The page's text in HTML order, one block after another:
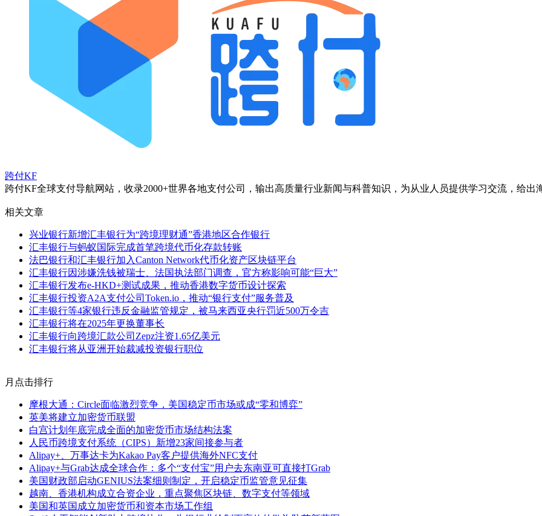
跨付KF
跨付KF全球支付导航网站，收录2000+世界各地支付公司，输出高质量行业新闻与科普知识，为从业人员提供学习交流，给出
相关文章
兴业银行新增汇丰银行为“跨境理财通”香港地区合作银行
汇丰银行与蚂蚁国际完成首笔跨境代币化存款转账
法巴银行和汇丰银行加入Canton Network代币化资产区块链平台
汇丰银行因涉嫌洗钱被瑞士、法国执法部门调查，官方称影响可能“巨大”
汇丰银行发布e-HKD+测试成果，推动香港数字货币设计探索
汇丰银行投资A2A支付公司Token.io，推动“银行支付”服务普及
汇丰银行等4家银行违反金融监管规定，被马来西亚央行罚近500万令吉
汇丰银行将在2025年更换董事长
汇丰银行向跨境汇款公司Zepz注资1.65亿美元
汇丰银行将从亚洲开始裁减投资银行职位
月点击排行
摩根大通：Circle面临激烈竞争，美国稳定币市场或成“零和博弈”
英美将建立加密货币联盟
白宫计划年底完成全面的加密货币市场结构法案
人民币跨境支付系统（CIPS）新增23家间接参与者
Alipay+、万事达卡为Kakao Pay客户提供海外NFC支付
Alipay+与Grab达成全球合作：多个“支付宝”用户去东南亚可直接打Grab
美国财政部启动GENIUS法案细则制定，开启稳定币监管意见征集
越南、香港机构成立合资企业，重点聚焦区块链、数字支付等领域
美国和英国成立加密货币和资本市场工作组